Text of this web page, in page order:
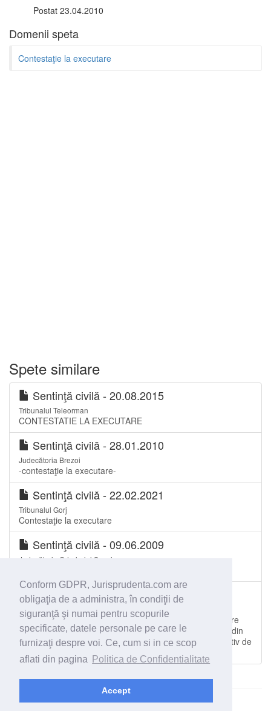
Conform GDPR, Jurisprudenta.com are
obligaţia de a administra, în condiţii de
siguranţă şi numai pentru scopurile
specificate, datele personale pe care le
furnizaţi despre voi. Ce, cum si in ce scop
aflati din pagina
Politica de Confidentialitate
Accept
Postat 23.04.2010
Domenii speta
Contestaţie la executare
Spete similare
Sentinţă civilă - 20.08.2015
Tribunalul Teleorman
CONTESTATIE LA EXECUTARE
Sentinţă civilă - 28.01.2010
Judecătoria Brezoi
-contestaţie la executare-
Sentinţă civilă - 22.02.2021
Tribunalul Gorj
Contestaţie la executare
Sentinţă civilă - 09.06.2009
Judecătoria Odorheiul Secuiesc
Sentinţă civilă - 22.06.2010
Tribunalul Vâlcea
Decizia/dispoziţia emisă în aplicarea Legii nr. 10/2001 are
caracterul unui act civil de dispoziţie cu privire la bunuri din
patrimoniul entităţii emitente şi nu al unui act administrativ de
autoritate. Unităţile sau entităţile învestite cu soluţion...